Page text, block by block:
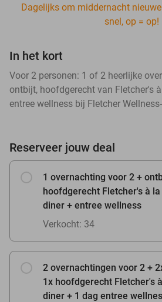
Dagelijks om middernacht
snel, op = op!
In het kort
Voor 2 personen: 1 of 2 heerlijke
ontbijt, hoofdgerecht van Fletcher's
entree wellness bij Fletcher
Reserveer jouw deal
1 overnachting voor 2 +
hoofdgerecht Fletcher's à
diner + entree wellness
Verkocht: 34
2 overnachtingen voor 2 +
1x hoofdgerecht Fletcher's
diner + 1 dag entree